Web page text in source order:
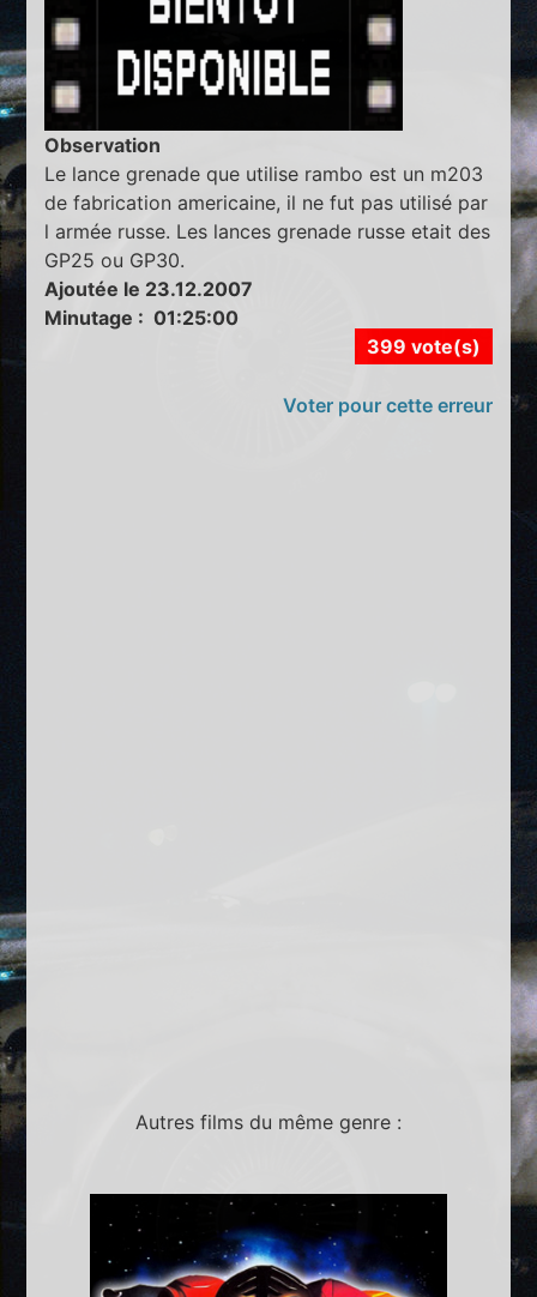
Observation
Le lance grenade que utilise rambo est un m203
de fabrication americaine, il ne fut pas utilisé par
l armée russe. Les lances grenade russe etait des
GP25 ou GP30.
Ajoutée le 23.12.2007
Minutage : 01:25:00
399 vote(s)
Voter pour cette erreur
Autres films du même genre :